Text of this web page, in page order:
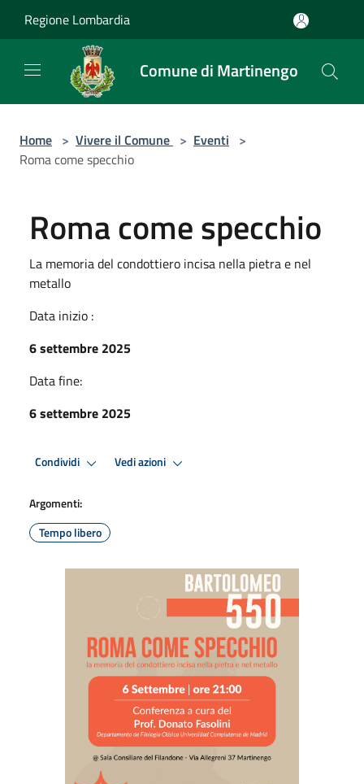
Regione Lombardia
Comune di Martinengo
Home > Vivere il Comune > Eventi >
Roma come specchio
Roma come specchio
La memoria del condottiero incisa nella pietra e nel
metallo
Data inizio :
6 settembre 2025
Data fine:
6 settembre 2025
Condividi Vedi azioni
Argomenti:
Tempo libero